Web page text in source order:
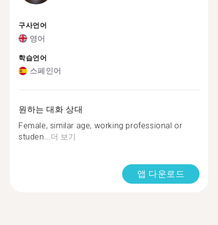
구사언어
영어
학습언어
스페인어
원하는 대화 상대
Female, similar age, working professional or
studen...더 보기
앱 다운로드